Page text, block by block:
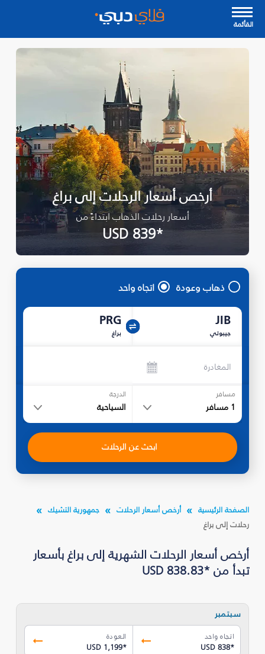
القأئمة
أرخص أسعار الرحلات إلى براغ
أسعار رحلات الذهاب ابتداءً من
*USD 839
ذهاب وعودة اتجاه واحد
JIB
جيبوتي
PRG
براغ
المغادرة
مسافر
1 مسافر
الدرجة
السياحية
ابحث عن الرحلات
الصفحة الرئيسية أرخص أسعار الرحلات
جمهورية التشيك
رحلات إلى براغ
أرخص أسعار الرحلات الشهرية إلى براغ بأسعار
تبدأ من *USD 838.83
سبتمبر
اتجاه واحد
USD 838*
العودة
USD 1,199*